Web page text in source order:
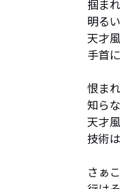
掴ま
明る
天才
手首
恨ま
知ら
天才
技術
さぁ